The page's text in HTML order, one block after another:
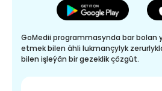
GoMedii programmasynda bar bolan
etmek bilen ähli lukmançylyk
bilen işleýän bir gezeklik çözgüt.